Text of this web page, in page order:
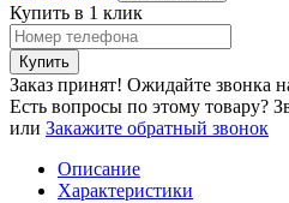
Купить в 1 клик
Купить
Заказ принят! Ожидайте звонка
Есть вопросы по этому товару?
или Закажите обратный звонок
Описание
Характеристики